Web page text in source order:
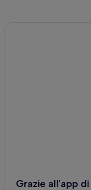
Grazie all’app